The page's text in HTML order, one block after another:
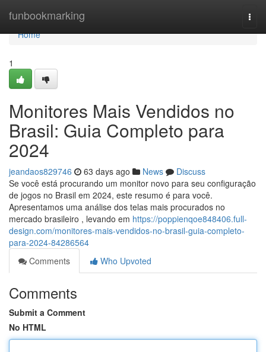
funbookmarking
Home
Home
1
Monitores Mais Vendidos no
Brasil: Guia Completo para
2024
jeandaos829746 63 days ago News
Discuss
Se você está procurando um monitor novo para seu configuração
de jogos no Brasil em 2024, este resumo é para você.
Apresentamos uma análise dos telas mais procurados no
mercado brasileiro , levando em https://poppienqoe848406.full-
design.com/monitores-mais-vendidos-no-brasil-guia-completo-
para-2024-84286564
Comments
Who Upvoted
Comments
Submit a Comment
No HTML